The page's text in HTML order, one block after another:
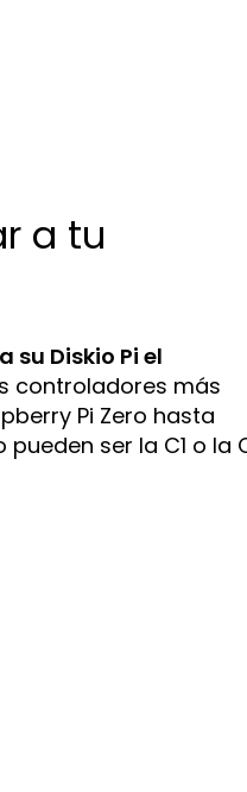
a tu
su Diskio Pi el
controladores más
Pi Zero hasta
ser la C1 o la